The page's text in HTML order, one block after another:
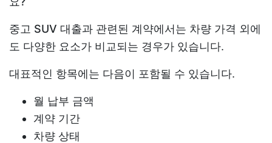
중고 SUV 대출과 관련된 계약에서는 차량 가격 외에
도 다양한 요소가 비교되는 경우가 있습니다.
대표적인 항목에는 다음이 포함될 수 있습니다.
월 납부 금액
계약 기간
차량 상태